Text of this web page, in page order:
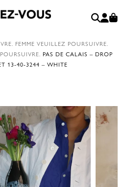
FEMME VEUILLEZ POURSUIVRE.
PAS DE CALAIS – DROP
13-40-3244 – WHITE